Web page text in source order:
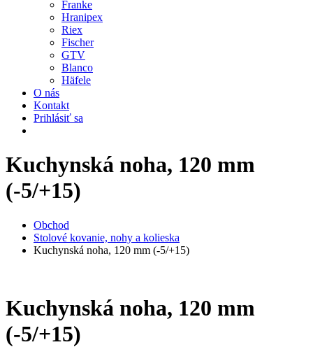
Franke
Hranipex
Riex
Fischer
GTV
Blanco
Häfele
O nás
Kontakt
Prihlásiť sa
Kuchynská noha, 120 mm
(-5/+15)
Obchod
Stolové kovanie, nohy a kolieska
Kuchynská noha, 120 mm (-5/+15)
Kuchynská noha, 120 mm
(-5/+15)